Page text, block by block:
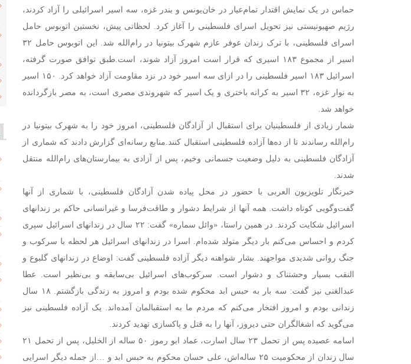
حماس در یک نمایش اقتدار تمام‌عیار در خان‌یونس و بندر غزه، سه اسیر اسرائیلی را آزاد کردند،
رژیم صهیونیستی نیز تحویل اسرای فلسطینی را آغاز کرد. لحظاتی پیش، نخستین اتوبوس حامل
اسرای فلسطینی، با ترک زندان عوفر عازم شهرک بیتونیا در رام‌الله شد. این اتوبوس حامل ۳۲
اسیر از مجموع ۱۸۳ اسیری که قرار است امروز آزاد شوند، است.
طبق توافق صورت گرفته،
اسرائیل ۱۸۳ اسیر فلسطینی را در ازای سه اسیر خود در نزد مقاومت آزاد خواهد کرد. ۱۵۰ اسیر
به نوار غزه، ۳۲ اسیر به کرانه باختری و یک اسیر که شهروندی مصری است، به مصر بازگردانده
خواهد شد.
شمار زیادی از فلسطینیان برای استقبال از آزادگان فلسطینی، امروز خود را به شهرک بیتونیا در
رام‌الله رساندند تا از ده‌ها آزاده فلسطینی استقبال کنند. منابع رسانه‌ای گزارش دادند که شماری از
آزادگان فلسطینی به دلیل وضعیت جسمانی وخیم، پس از آزادی به بیمارستان‌های رام‌الله منتقل
شدند.
خبرنگار تلویزیون العربی با حضور در محل پیاده شدن آزادگان فلسطینی، با شماری از آنها
گفت‌وگویی کوتاه داشت. همه آنها از شرایط دشوار و طاقت‌فرسا و غیرانسانی حاکم بر زندانهای
اسرائیل شکایت کردند.
در همین راستا، «وائل سماره» گفت: ۲۲ سال در زندانهای اسرائیل سپری
کردم و احساس می‌کنم بار دیگر متولد شده‌ام. اسرا در زندانهای اسرائیل هر لحظه با سرکوب و
جنگ روانی شدیدی مواجهند. بشار شواهنه دیگر آزاده فلسطینی گفت: اوضاع در زندانهای گلبوع و
النقب بسیار وحشتناک و دشوار است. سرکوب‌های اسرائیل بی‌سابقه و بی‌نظیر است. عطا
عبدالغنی نیز گفت: سه بار به حبس ابد محکوم شده بودم و امروز به زندگی بازگشتم. ۱۸ سال
زندانی بودم و امروز افتخار می‌کنم که مردم ما به استقبالمان آمده‌اند. یک آزاده فلسطینی نیز
می‌گوید که اشغالگران حتی دیروز، آنها را به قتل و پاکسازی تهدید کردند.
اسامه عصیده پس از تحمل ۲۳ سال اسارت، عماد ابو رموز ۵۰ ساله از الخلیل، پس از تحمل ۲۱
سال زندان از محکومیت ۲۵ ساله‌اش، علی حسان محکوم به حبس ابد و …از جمله دیگر اسرایی